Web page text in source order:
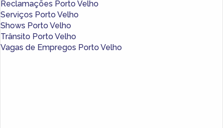
Reclamações Porto Velho
Serviços Porto Velho
Shows Porto Velho
Trânsito Porto Velho
Vagas de Empregos Porto Velho